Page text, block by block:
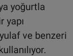
yoğurtla
yapı
ve benzeri